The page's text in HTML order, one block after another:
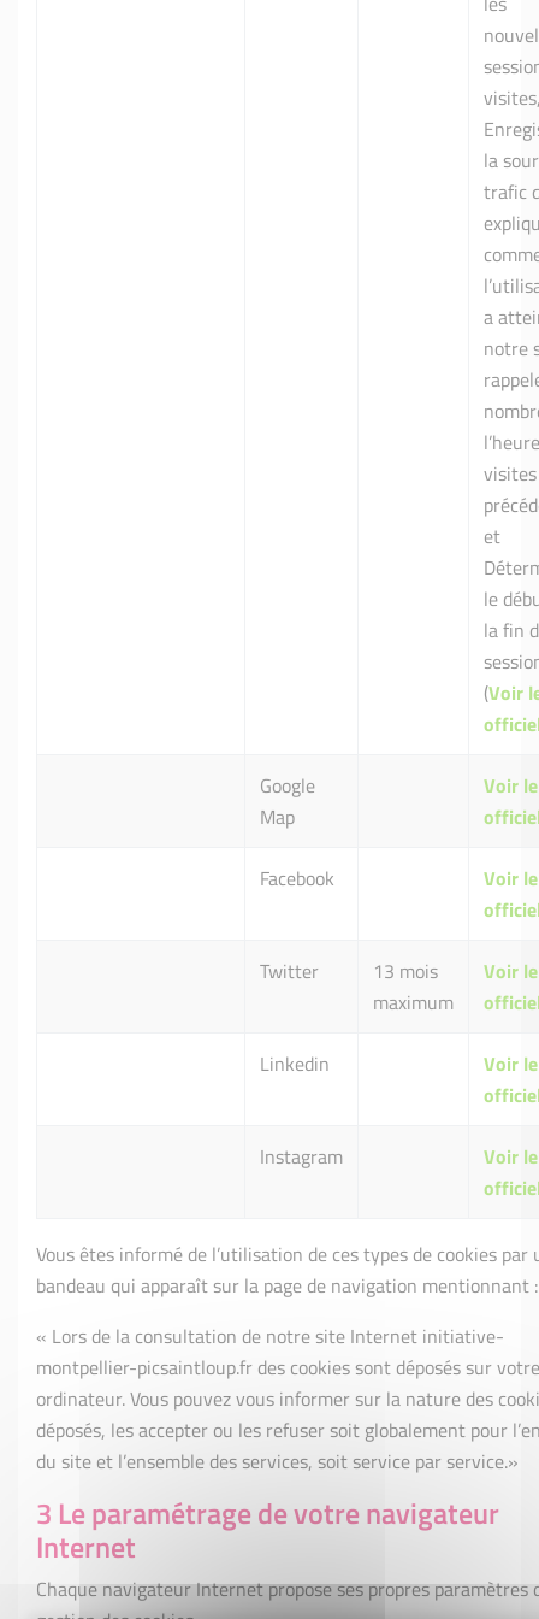
la
trafic
a
notre
visites
et
le
la fin
(Voir
Google
Map
Voir
Facebook
Voir
Twitter
13 mois
maximum
Voir
Linkedin
Voir
Instagram
Voir
Vous êtes informé de l’utilisation de ces types de cookies par
bandeau qui apparaît sur la page de navigation mentionnant :
« Lors de la consultation de notre site Internet initiative-
montpellier-picsaintloup.fr des cookies sont déposés sur votre
ordinateur. Vous pouvez vous informer sur la nature des
déposés, les accepter ou les refuser soit globalement pour
du site et l’ensemble des services, soit service par service.»
3 Le paramétrage de votre navigateur
Internet
Chaque navigateur Internet propose ses propres paramètres